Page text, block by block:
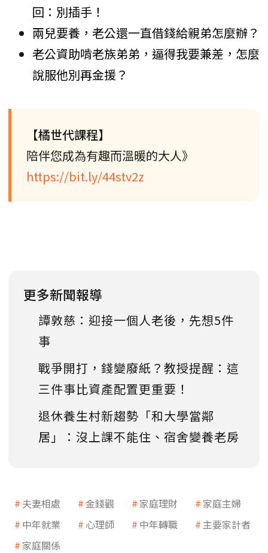
回：別插手！
兩兒要養，老公還一直借錢給親弟怎麼辦？
老公資助啃老族弟弟，逼得我要兼差，怎麼
說服他別再金援？
【橘世代課程】
陪伴您成為有趣而溫暖的大人》
https://bit.ly/44stv2z
更多新聞報導
譚敦慈：迎接一個人老後，先想5件
事
戰爭開打，錢變廢紙？教授提醒：這
三件事比資產配置更重要！
退休養生村新趨勢「和大學當鄰
居」：沒上課不能住、宿舍變養老房
夫妻相處 金錢觀 家庭理財
家庭主婦
中年就業
心理師 中年轉職
主要家計者
家庭關係